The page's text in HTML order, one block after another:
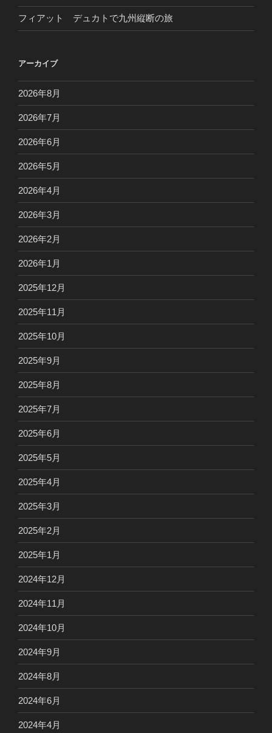
フィアット デュカトで九州縦断の旅
アーカイブ
2026年8月
2026年7月
2026年6月
2026年5月
2026年4月
2026年3月
2026年2月
2026年1月
2025年12月
2025年11月
2025年10月
2025年9月
2025年8月
2025年7月
2025年6月
2025年5月
2025年4月
2025年3月
2025年2月
2025年1月
2024年12月
2024年11月
2024年10月
2024年9月
2024年8月
2024年6月
2024年4月